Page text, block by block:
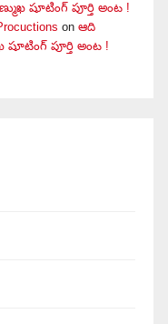
షూటింగ్ పూర్తి అంట !
on ఆది
పూర్తి అంట !